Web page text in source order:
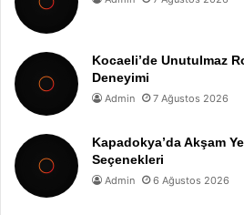
Kocaeli’de Unutulmaz
Deneyimi
Admin 7 Ağustos 2026
Kapadokya’da Akşam
Seçenekleri
Admin 6 Ağustos 2026